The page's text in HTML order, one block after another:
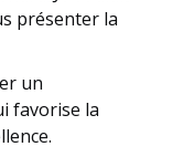
présenter la
un
favorise la